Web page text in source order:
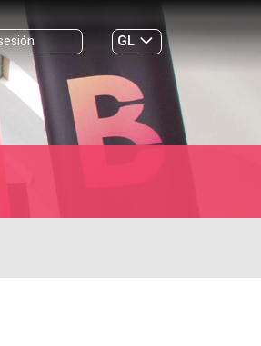
GL
ES|